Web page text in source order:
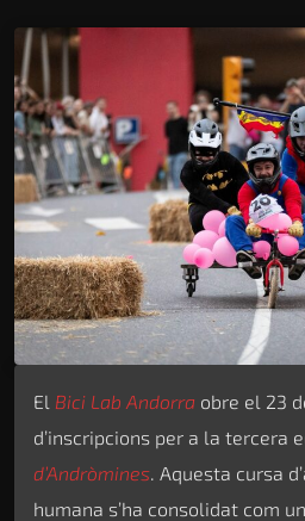
El Bici Lab Andorra obre el 23
d’inscripcions per a la tercera
d’Andròmines . Aquesta cursa
humana s’ha consolidat com